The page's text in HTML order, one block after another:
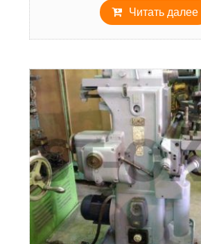
составляла
440,000 ₽.
Читать далее